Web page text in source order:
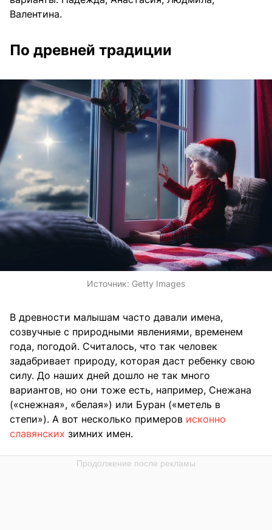
Валентина.
По древней традиции
Источник: Getty Images
В древности малышам часто давали имена,
созвучные с природными явлениями, временем
года, погодой. Считалось, что так человек
задабривает природу, которая даст ребенку свою
силу. До наших дней дошло не так много
вариантов, но они тоже есть, например, Снежана
(«снежная», «белая») или Буран («метель в
степи»). А вот несколько примеров исконно
славянских зимних имен.